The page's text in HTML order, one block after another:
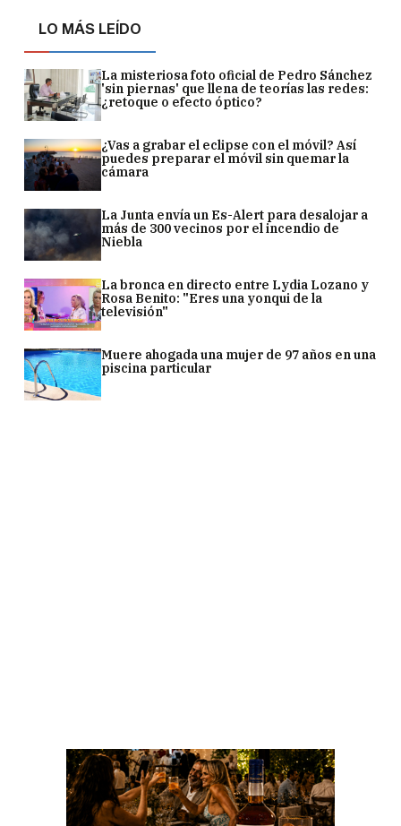
LO MÁS LEÍDO
La misteriosa foto oficial de Pedro Sánchez
'sin piernas' que llena de teorías las redes:
¿retoque o efecto óptico?
¿Vas a grabar el eclipse con el móvil? Así
puedes preparar el móvil sin quemar la
cámara
La Junta envía un Es-Alert para desalojar a
más de 300 vecinos por el incendio de
Niebla
La bronca en directo entre Lydia Lozano y
Rosa Benito: "Eres una yonqui de la
televisión"
Muere ahogada una mujer de 97 años en una
piscina particular